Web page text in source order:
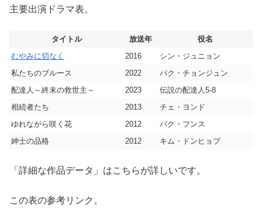
主要出演ドラマ表。
タイトル 放送年
役名
むやみに切なく
2016
シン・ジュニョン
私たちのブルース
2022
パク・チョンジュン
配達人～終末の救世主～
2023
伝説の配達人5-8
相続者たち
2013
チェ・ヨンド
ゆれながら咲く花
2012
パク・フンス
紳士の品格
2012 キム・ドンヒョプ
「詳細な作品データ」はこちらが詳しいです。
この表の参考リンク。